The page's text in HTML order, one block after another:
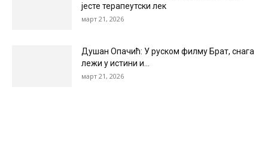
јесте терапеутски лек
март 21, 2026
Душан Опачић: У руском филму Брат, снага
лежи у истини и...
март 21, 2026